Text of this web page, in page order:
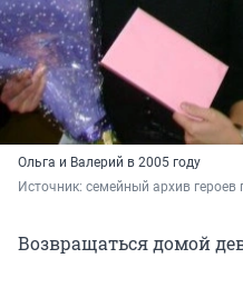
Ольга и Валерий в 2005 году
Источник: семейный архив героев
Возвращаться домой